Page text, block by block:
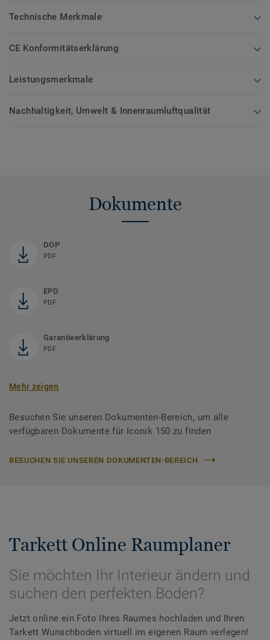
Technische Merkmale
CE Konformitätserklärung
Leistungsmerkmale
Nachhaltigkeit, Umwelt & Innenraumluftqualität
Dokumente
DOP
PDF
EPD
PDF
Garantieerklärung
PDF
Mehr zeigen
Besuchen Sie unseren Dokumenten-Bereich, um alle
verfügbaren Dokumente für Iconik 150 zu finden
BESUCHEN SIE UNSEREN DOKUMENTEN-BEREICH
Tarkett Online Raumplaner
Sie möchten Ihr Interieur ändern und
suchen den perfekten Boden?
Jetzt online ein Foto Ihres Raumes hochladen und Ihren
Tarkett Wunschboden virtuell im eigenen Raum verlegen!